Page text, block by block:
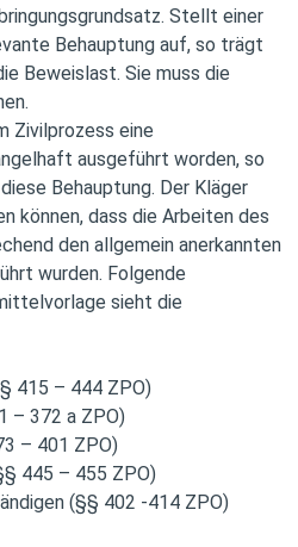
Stellt einer
Behauptung auf, so trägt
Beweislast. Sie muss die
Zivilprozess eine
ausgeführt worden, so
Behauptung. Der Kläger
können, dass die Arbeiten des
den allgemein anerkannten
wurden. Folgende
sieht die
415 – 444 ZPO)
– 372 a ZPO)
– 401 ZPO)
445 – 455 ZPO)
(§§ 402 -414 ZPO)